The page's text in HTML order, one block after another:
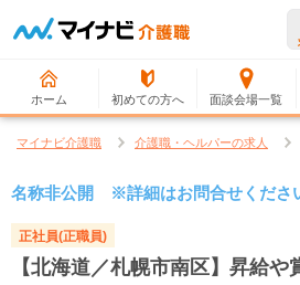
ホーム 初めての方へ 面談会場一覧
マイナビ介護職 介護職・ヘルパーの求人
名称非公開 ※詳細はお問合せくださ
正社員(正職員)
【北海道／札幌市南区】昇給や